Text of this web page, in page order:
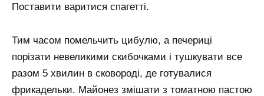
Поставити варитися спагетті.
Тим часом помельчить цибулю, а печериці
порізати невеликими скибочками і тушкувати все
разом 5 хвилин в сковороді, де готувалися
фрикадельки. Майонез змішати з томатною пастою